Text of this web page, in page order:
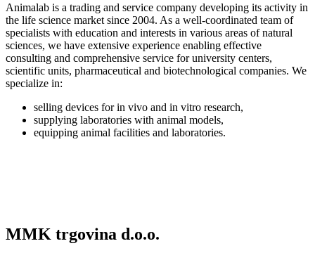
Animalab is a trading and service company developing its activity in
the life science market since 2004. As a well-coordinated team of
specialists with education and interests in various areas of natural
sciences, we have extensive experience enabling effective
consulting and comprehensive service for university centers,
scientific units, pharmaceutical and biotechnological companies. We
specialize in:
selling devices for in vivo and in vitro research,
supplying laboratories with animal models,
equipping animal facilities and laboratories.
MMK trgovina d.o.o.